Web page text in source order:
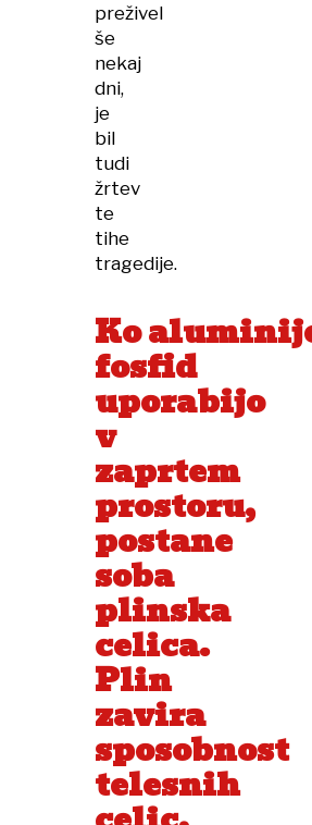
preživel
še
nekaj
dni,
je
bil
tudi
žrtev
te
tihe
tragedije.
Ko
fosfid
uporabijo
v
zaprtem
prostoru,
postane
soba
plinska
celica.
Plin
zavira
sposobnost
telesnih